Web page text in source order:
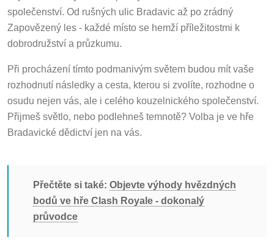
společenství. Od rušných ulic Bradavic až po zrádný
Zapovězený les - každé místo se hemží příležitostmi k
dobrodružství a průzkumu.
Při procházení tímto podmanivým světem budou mít vaše
rozhodnutí následky a cesta, kterou si zvolíte, rozhodne o
osudu nejen vás, ale i celého kouzelnického společenství.
Přijmeš světlo, nebo podlehneš temnotě? Volba je ve hře
Bradavické dědictví jen na vás.
Přečtěte si také: Objevte výhody hvězdných
bodů ve hře Clash Royale - dokonalý
průvodce